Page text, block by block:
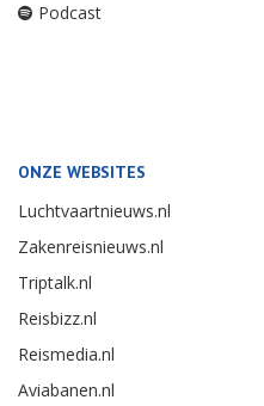
Podcast
ONZE WEBSITES
Luchtvaartnieuws.nl
Zakenreisnieuws.nl
Triptalk.nl
Reisbizz.nl
Reismedia.nl
Aviabanen.nl